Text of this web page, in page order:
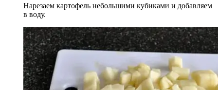
Нарезаем картофель небольшими кубиками и добавляем
в воду.